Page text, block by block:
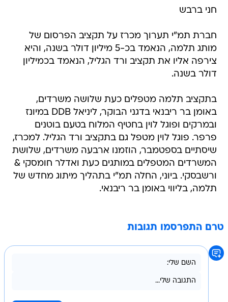
חני ברבש
חברת תמ"י תערוך מכרז על תקציב הפרסום של
מותג תלמה, הנאמד בכ-5 מיליון דולר בשנה, והיא
צירפה אליו את תקציב ורד הגליל, הנאמד בכמיליון
דולר בשנה.
בתקציב תלמה מטפלים כעת שלושה משרדים,
באומן בר ריבנאי בדגני הבוקר, ליניאל DDB במיונז
ובמרקים ופוגל לוין בחטיף המלוח בטעם בוטנים
פרפר. פוגל לוין מטפל גם בתקציב ורד הגליל. למכרז,
שיסתיים בספטמבר, הוזמנו ארבעה משרדים, שלושת
המשרדים המטפלים במותגים כעת ואדלר חומסקי &
ורשבסקי. ביוני, החלה תמ"י בתהליך מיתוג מחדש של
תלמה, בליווי באומן בר ריבנאי.
טרם התפרסמו תגובות